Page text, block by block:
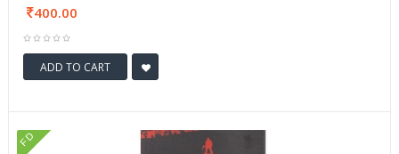
400.00
ADD TO CART
FD